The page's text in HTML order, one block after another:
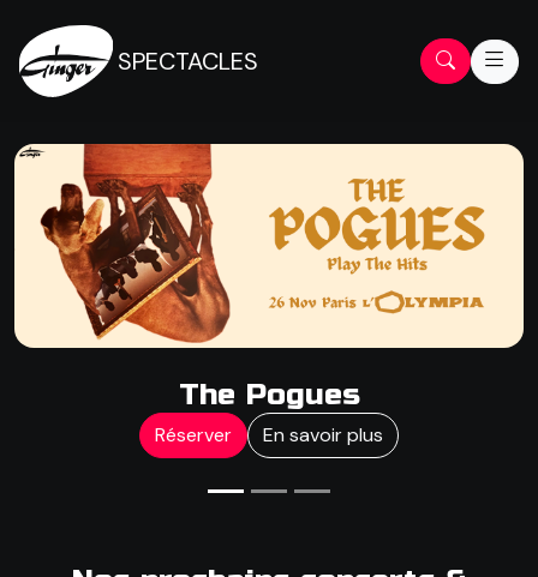
SPECTACLES
The Pogues
Réserver En savoir plus